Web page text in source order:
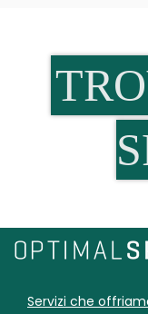
Servizi che